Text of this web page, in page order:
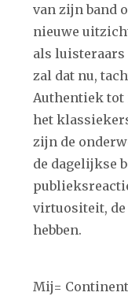
van zijn band
nieuwe
als luisteraars
zal dat nu,
Authentiek tot
het
zijn de
de dagelijkse
virtuositeit, de
hebben.
Mij=